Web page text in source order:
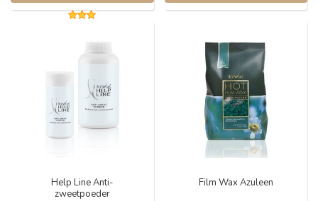
Help Line Anti-
zweetpoeder
Film Wax Azuleen